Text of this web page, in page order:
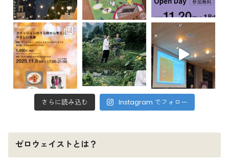
さらに読み込む Instagram でフォロー
ゼロウェイストとは？